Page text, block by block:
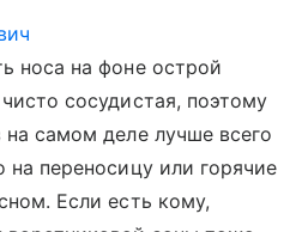
носа на фоне острой
сосудистая, поэтому
самом деле лучше всего
на переносицу или горячие
Если есть кому,